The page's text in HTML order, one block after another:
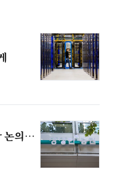
논의…